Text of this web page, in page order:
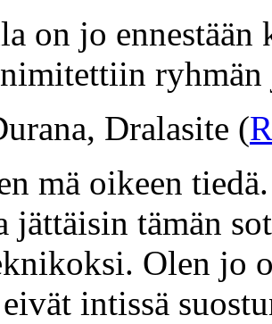
on jo ennestään
Dralasite (
mä oikeen
jättäisin tämän
Olen jo
intissä